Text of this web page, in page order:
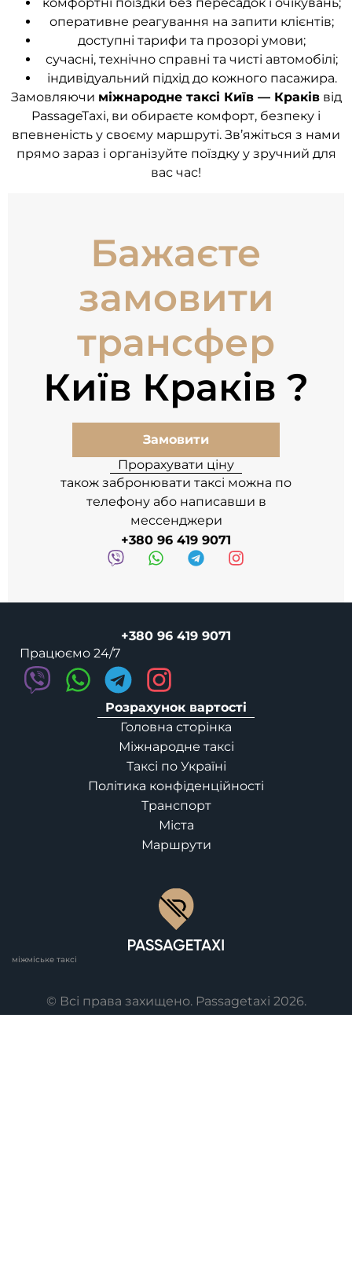
оперативне реагування на запити клієнтів;
доступні тарифи та прозорі умови;
сучасні, технічно справні та чисті автомобілі;
індивідуальний підхід до кожного пасажира.
Замовляючи міжнародне таксі Київ — Краківвід
PassageTaxi, ви обираєте комфорт, безпеку і
впевненість у своєму маршруті. Зв’яжіться з нами
прямо зараз і організуйте поїздку у зручний для
вас час!
Бажаєте
замовити
трансфер
Київ Краків
Замовити
Прорахувати ціну
також забронювати таксі можна по
телефону або написавши в
мессенджери
+380 96 419 9071
міжміське таксі
+380 96 419 9071
Працюємо 24/7
Розрахунок вартості
Головна сторінка
Міжнародне таксі
Таксі по Україні
Політика конфіденційності
Транспорт
Міста
Маршрути
© Всі права захищено. Passagetaxi 2026.